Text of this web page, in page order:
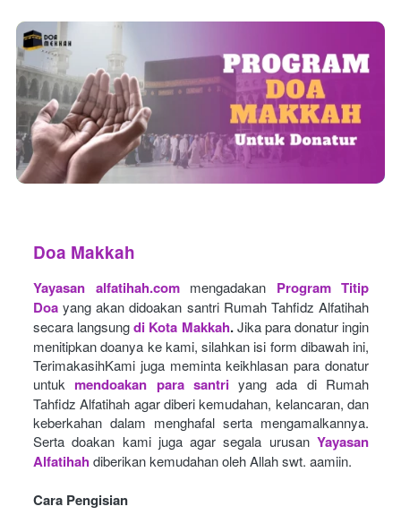
Doa Makkah
Yayasan alfatihah.com mengadakan
Program Titip
Doa yang akan didoakan santri Rumah Tahfidz Alfatihah
secara langsung di Kota Makkah. Jika para donatur ingin
menitipkan doanya ke kami, silahkan isi form dibawah ini,
TerimakasihKami juga meminta keikhlasan para donatur
untuk mendoakan para santri yang ada di Rumah
Tahfidz Alfatihah agar diberi kemudahan, kelancaran, dan
keberkahan dalam menghafal serta mengamalkannya.
Serta doakan kami juga agar segala urusan Yayasan
Alfatihah diberikan kemudahan oleh Allah swt. aamiin.
Cara Pengisian